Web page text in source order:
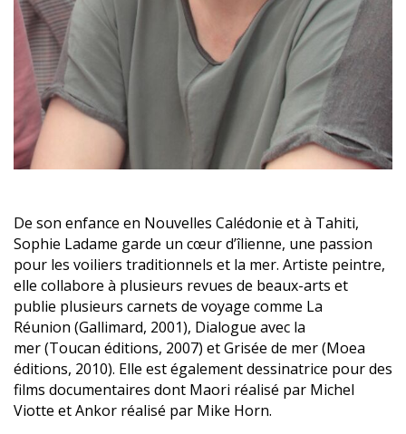
De son enfance en Nouvelles Calédonie et à Tahiti,
Sophie Ladame garde un cœur d’îlienne, une passion
pour les voiliers traditionnels et la mer. Artiste peintre,
elle collabore à plusieurs revues de beaux-arts et
publie plusieurs carnets de voyage comme La
Réunion (Gallimard, 2001), Dialogue avec la
mer (Toucan éditions, 2007) et Grisée de mer (Moea
éditions, 2010). Elle est également dessinatrice pour des
films documentaires dont Maori réalisé par Michel
Viotte et Ankor réalisé par Mike Horn.